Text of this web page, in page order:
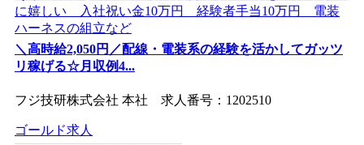
＼高時給2,050円／配線・電装系の経験を活かしてガッツ
リ稼げる☆月収例4...
フジ技研株式会社 本社 求人番号：1202510
ゴールド求人